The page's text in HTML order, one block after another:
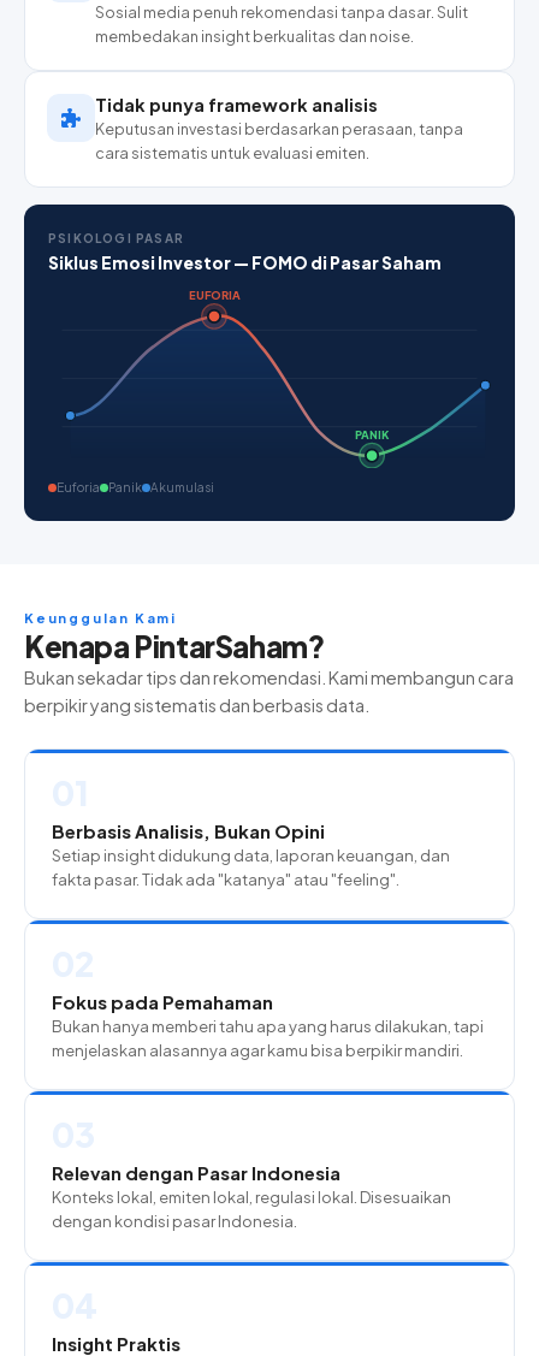
Sosial media penuh rekomendasi tanpa dasar. Sulit
membedakan insight berkualitas dan noise.
Tidak punya framework analisis
Keputusan investasi berdasarkan perasaan, tanpa
cara sistematis untuk evaluasi emiten.
PSIKOLOGI PASAR
Siklus Emosi Investor — FOMO di Pasar Saham
EUFORIA
PANIK
Euforia Panik Akumulasi
Keunggulan Kami
Kenapa PintarSaham?
Bukan sekadar tips dan rekomendasi. Kami membangun cara
berpikir yang sistematis dan berbasis data.
Berbasis Analisis, Bukan Opini
Setiap insight didukung data, laporan keuangan, dan
fakta pasar. Tidak ada "katanya" atau "feeling".
Fokus pada Pemahaman
Bukan hanya memberi tahu apa yang harus dilakukan, tapi
menjelaskan alasannya agar kamu bisa berpikir mandiri.
Relevan dengan Pasar Indonesia
Konteks lokal, emiten lokal, regulasi lokal. Disesuaikan
dengan kondisi pasar Indonesia.
Insight Praktis